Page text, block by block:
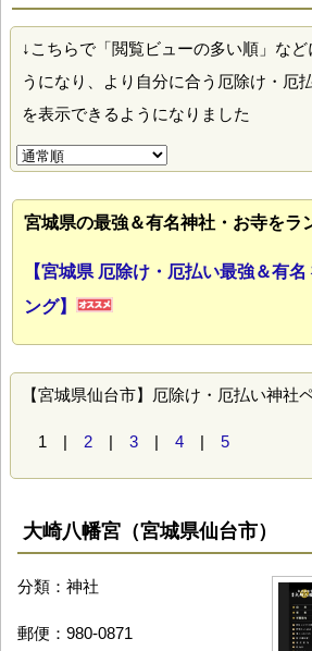
↓こちらで「閲覧ビューの多い順」な
うになり、より自分に合う厄除け・厄
を表示できるようになりました
宮城県の最強＆有名神社・お寺をラ
【宮城県 厄除け・厄払い最強＆有
ング】
【宮城県仙台市】厄除け・厄払い神社
1 | 2 | 3 | 4 | 5
大崎八幡宮（宮城県仙台市）
分類：神社
郵便：980-0871